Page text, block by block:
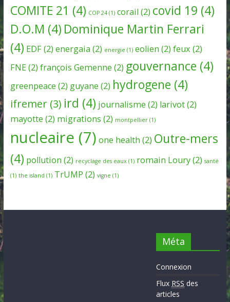
COMITE 21 (4) COP 24(1) corail (2) covid 19 (4)
D.O.M (4) Dominique Martin Ferrari
(4) EDF(2) energaia (2) energie (1) eolien (2) feux (2)
FNE(2) françois Gemenne (2) gouvernance (4)
greenpeace (2) guyane (2) hydrogene (4)
ifremer(3) ird (4) journalisme (2) larivot(2)
mayotte (2) migrations (2) montpellier(1)
nucleaire (7) one health (2) Outre-mers
(4) pollution (2) recyclage des eaux (1) romain Loury(2) santé
(1) the island (1) TrUMP (2) vigne (1)
Méta
Connexion
Flux RSS des
articles